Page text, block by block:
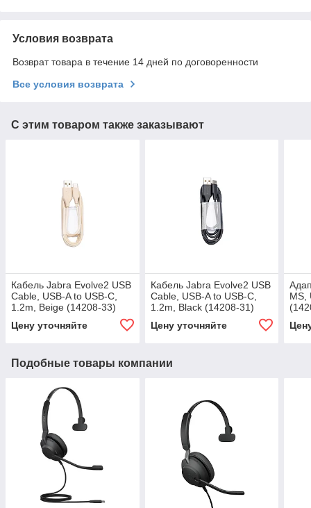
Условия возврата
Возврат товара в течение 14 дней по договоренности
Все условия возврата
С этим товаром также заказывают
Кабель Jabra Evolve2 USB
Cable, USB-A to USB-C,
1.2m, Beige (14208-33)
Цену уточняйте
Кабель Jabra Evolve2 USB
Cable, USB-A to USB-C,
1.2m, Black (14208-31)
Цену уточняйте
MS,
Подобные товары компании